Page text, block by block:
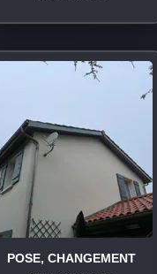
POSE, CHANGEMENT